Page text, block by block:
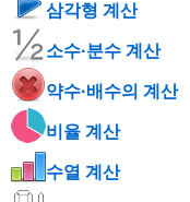
삼각형 계산
소수·분수 계산
약수·배수의 계산
비율 계산
수열 계산